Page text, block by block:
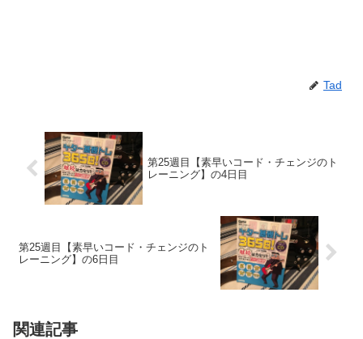
Tad
第25週目【素早いコード・チェンジのト
レーニング】の4日目
第25週目【素早いコード・チェンジのト
レーニング】の6日目
関連記事